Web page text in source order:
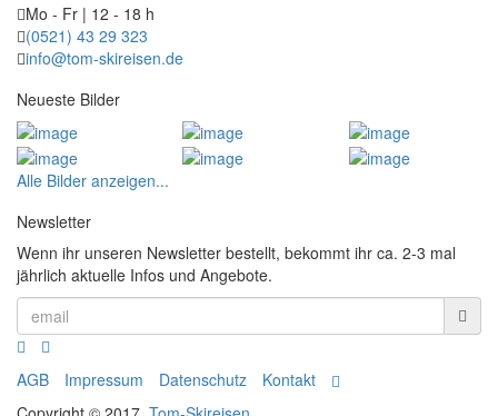
Mo - Fr | 12 - 18 h
(0521) 43 29 323
info@tom-skireisen.de
Neueste Bilder
Alle Bilder anzeigen...
Newsletter
Wenn ihr unseren Newsletter bestellt, bekommt ihr ca. 2-3 mal
jährlich aktuelle Infos und Angebote.
AGB Impressum Datenschutz
Kontakt